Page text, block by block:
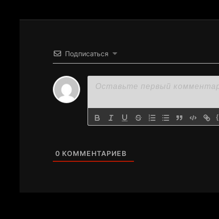
Подписаться
0 КОММЕНТАРИЕВ